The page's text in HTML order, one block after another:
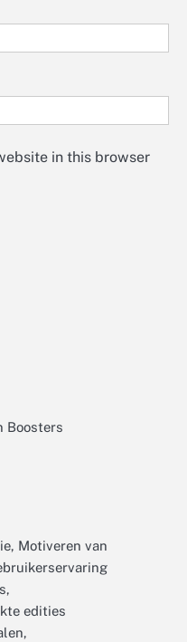
in this browser
Boosters
Motiveren van
edities